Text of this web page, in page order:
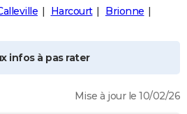
Harcourt
Brionne
infos à pas rater
Mise à jour le 10/02/26